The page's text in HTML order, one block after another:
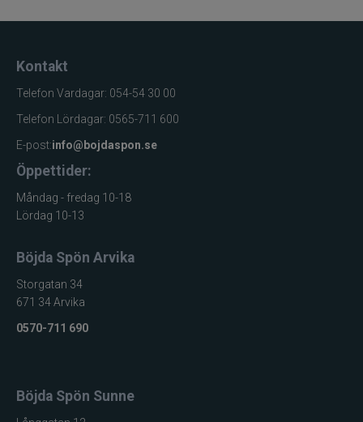
Kontakt
Telefon Vardagar: 054-54 30 00
Telefon Lördagar: 0565-711 600
E-post:info@bojdaspon.se
Öppettider:
Måndag - fredag 10-18
Lördag 10-13
Böjda Spön Arvika
Storgatan 34
671 34 Arvika
0570-711 690
Böjda Spön Sunne